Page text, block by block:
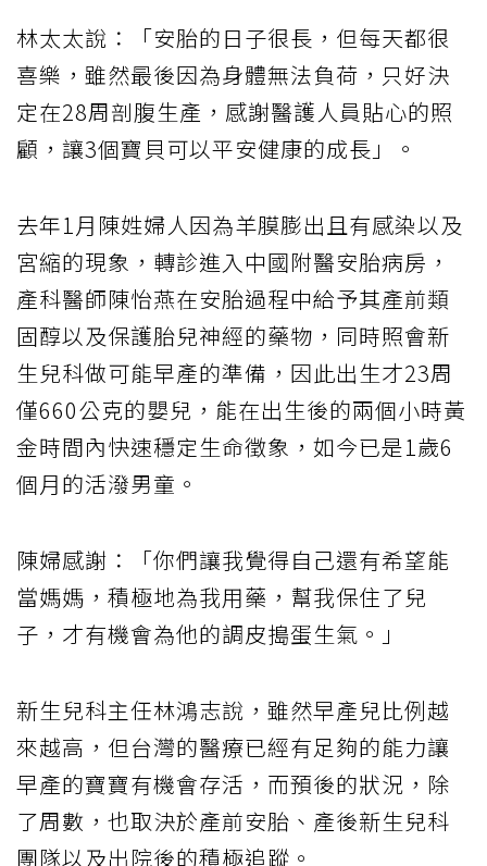
林太太說：「安胎的日子很長，但每天都很
喜樂，雖然最後因為身體無法負荷，只好決
定在28周剖腹生產，感謝醫護人員貼心的照
顧，讓3個寶貝可以平安健康的成長」。
去年1月陳姓婦人因為羊膜膨出且有感染以及
宮縮的現象，轉診進入中國附醫安胎病房，
產科醫師陳怡燕在安胎過程中給予其產前類
固醇以及保護胎兒神經的藥物，同時照會新
生兒科做可能早產的準備，因此出生才23周
僅660公克的嬰兒，能在出生後的兩個小時黃
金時間內快速穩定生命徵象，如今已是1歲6
個月的活潑男童。
陳婦感謝：「你們讓我覺得自己還有希望能
當媽媽，積極地為我用藥，幫我保住了兒
子，才有機會為他的調皮搗蛋生氣。」
新生兒科主任林鴻志說，雖然早產兒比例越
來越高，但台灣的醫療已經有足夠的能力讓
早產的寶寶有機會存活，而預後的狀況，除
了周數，也取決於產前安胎、產後新生兒科
團隊以及出院後的積極追蹤。